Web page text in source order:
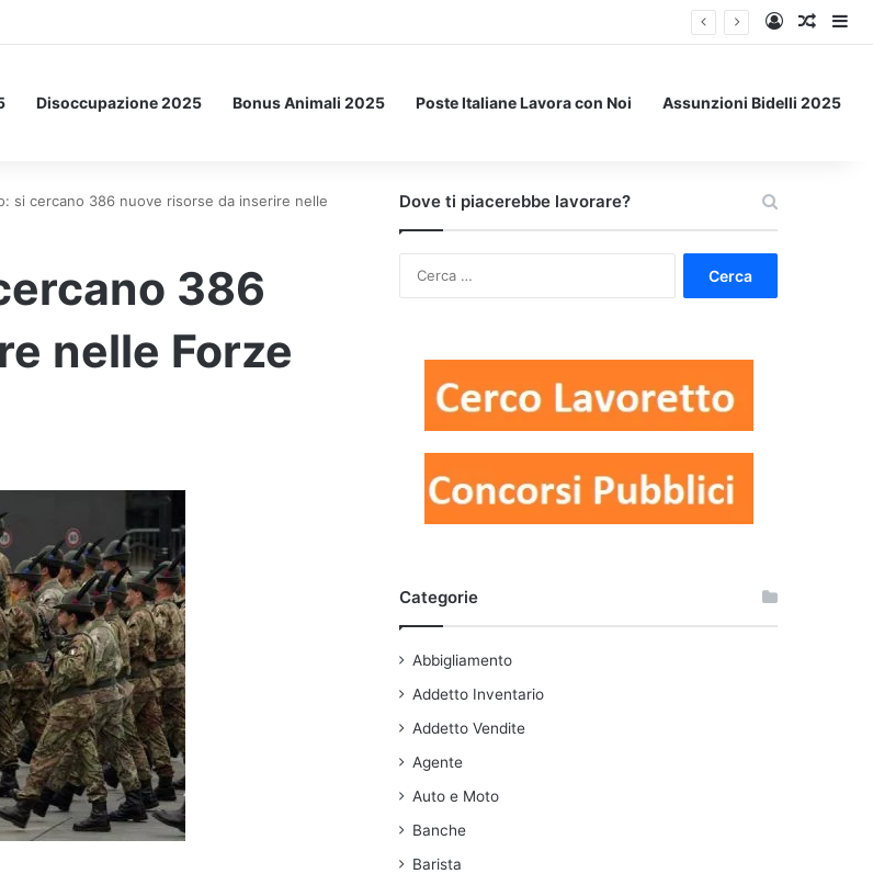
spaziale. Accedi
Un
Disoccupazione 2025 Bonus Animali 2025 Poste Italiane Lavora con Noi Assunzioni Bidelli 2025
si cercano 386 nuove risorse da inserire nelle
386
nelle Forze
Dove ti piacerebbe lavorare?
Categorie
Abbigliamento
Addetto Inventario
Addetto Vendite
Agente
Auto e Moto
Banche
Barista